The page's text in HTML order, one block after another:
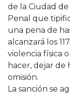
de la Ciudad
Penal que
una pena de
alcanzará los
violencia física
hacer, dejar
omisión.
La sanción se